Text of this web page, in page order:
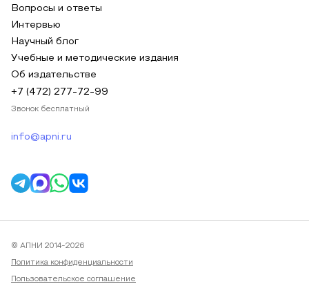
Вопросы и ответы
Интервью
Научный блог
Учебные и методические издания
Об издательстве
+7 (472) 277-72-99
Звонок бесплатный
info@apni.ru
© АПНИ 2014-2026
Политика конфиденциальности
Пользовательское соглашение